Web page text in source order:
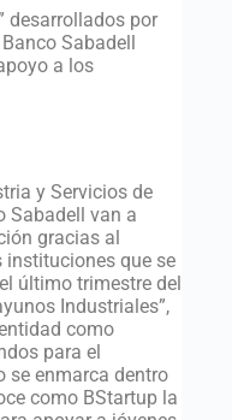
desarrollados por
Sabadell
a los
y Servicios de
Sabadell van a
gracias al
que se
último trimestre del
Industriales”,
como
para el
se enmarca dentro
como BStartup la